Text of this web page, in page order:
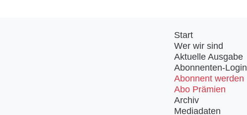
Start
Wer wir sind
Aktuelle Ausgabe
Abonnenten-Login
Abonnent werden
Abo Prämien
Archiv
Mediadaten